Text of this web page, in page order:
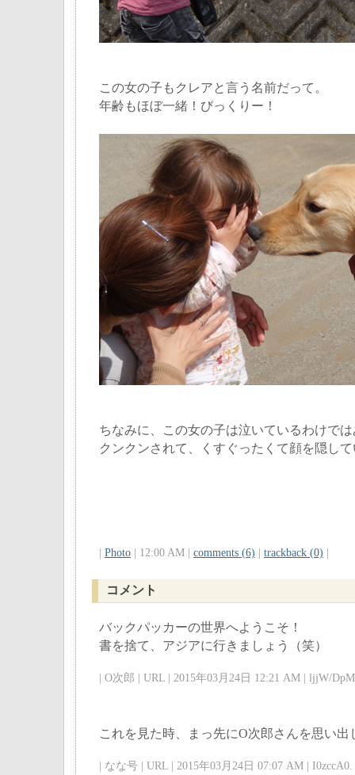
この女の子もクレアと言う名前だって。
年齢もほぼ一緒！びっくりー！
ちなみに、この女の子は泣いているわけで
クンクンされて、くすぐったくて顔を隠し
Photo | 12:00 AM | comments (6) trackback (0)
コメント
バックパッカーの世界へようこそ！
書を捨て、アジアに行きましょう（笑）
| O次郎 | URL | 2015年03月24日 12:21 AM | ljjW/
これを見た時、まっ先にO次郎さんを思い出
| なな号 | URL | 2015年03月24日 07:07 AM | I0zccA0.